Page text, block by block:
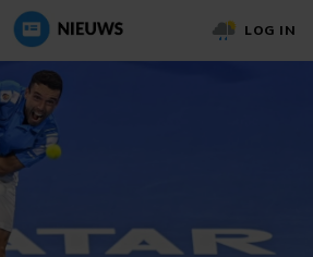
LOG IN